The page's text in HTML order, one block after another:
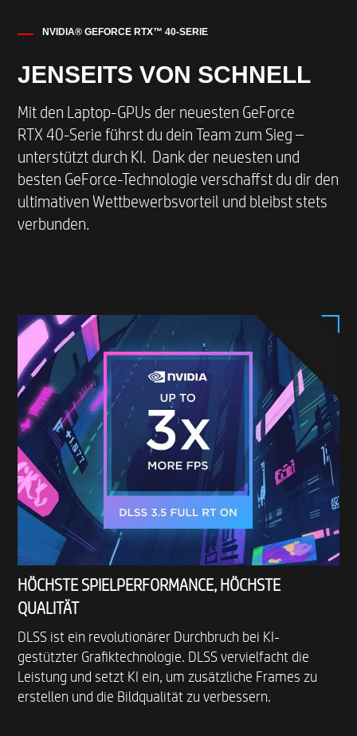
NVIDIA® GEFORCE RTX™ 40-SERIE
JENSEITS VON SCHNELL
Mit den Laptop-GPUs der neuesten GeForce
RTX 40-Serie führst du dein Team zum Sieg –
unterstützt durch KI. Dank der neuesten und
besten GeForce-Technologie verschaffst du dir den
ultimativen Wettbewerbsvorteil und bleibst stets
verbunden.
HÖCHSTE SPIELPERFORMANCE, HÖCHSTE
QUALITÄT
DLSS ist ein revolutionärer Durchbruch bei KI-
gestützter Grafiktechnologie. DLSS vervielfacht die
Leistung und setzt KI ein, um zusätzliche Frames zu
erstellen und die Bildqualität zu verbessern.